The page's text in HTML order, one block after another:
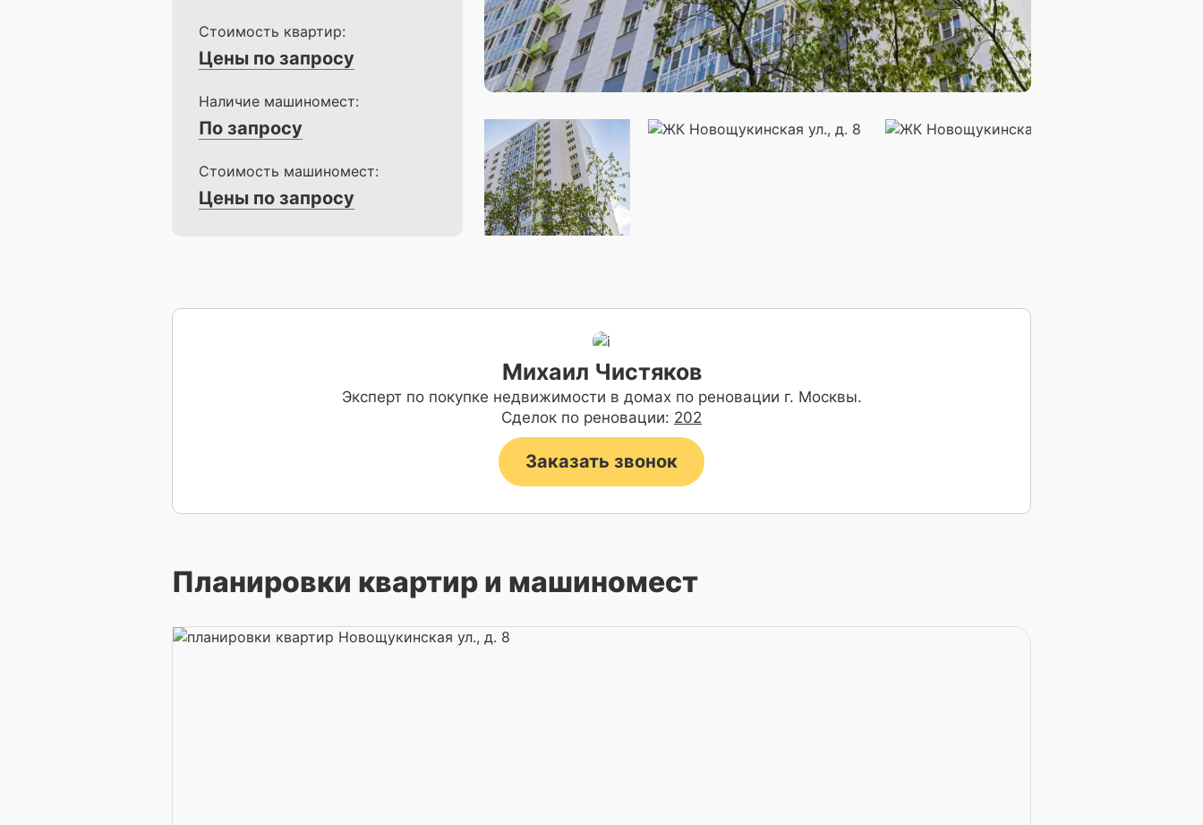
Стоимость квартир:
Цены по запросу
Наличие машиномест:
По запросу
Стоимость машиномест:
Цены по запросу
Михаил Чистяков
Эксперт по покупке недвижимости в домах по реновации г. Москвы.
Сделок по реновации: 202
Заказать звонок
Планировки квартир и машиномест